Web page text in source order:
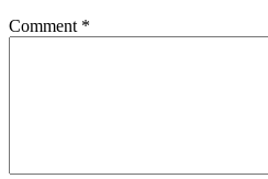
Comment *